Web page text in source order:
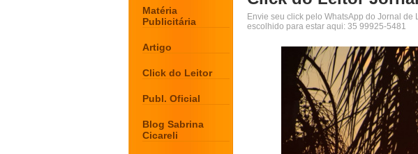
Matéria
Publicitária
Artigo
Click do Leitor
Publ. Oficial
Blog Sabrina
Cicareli
Envie seu click pelo WhatsApp do Jornal
escolhido para estar aqui: 35 99925-5481